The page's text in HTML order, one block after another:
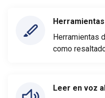
Herramientas
como
Leer en voz